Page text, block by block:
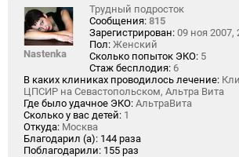
Nastenka
Трудный подросток
Сообщения: 815
Зарегистрирован: 09 ноя 2007,
Пол: Женский
Сколько попыток ЭКО: 5
Стаж бесплодия: 6
В каких клиниках проводилось лечение:
ЦПСИР на Севастопольском, Альтра Вита
Где было удачное ЭКО: АльтраВита
Сколько у вас детей: 1
Откуда: Москва
Благодарил (а): 144 раза
Поблагодарили: 155 раз